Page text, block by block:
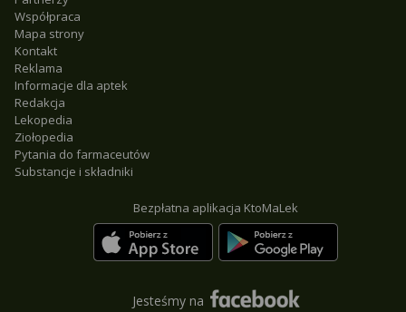
Współpraca
Mapa strony
Kontakt
Reklama
Informacje dla aptek
Redakcja
Lekopedia
Ziołopedia
Pytania do farmaceutów
Substancje i składniki
Bezpłatna aplikacja KtoMaLek
Jesteśmy na